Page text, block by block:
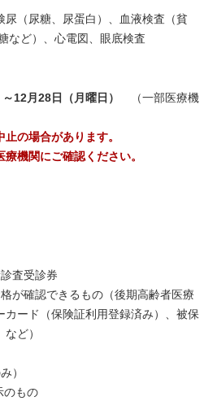
尿（尿糖、尿蛋白）、血液検査（貧
など）、心電図、眼底検査
12月28日（月曜日）
（一部医療機
の場合があります。
機関にご確認ください。
査受診券
が確認できるもの（後期高齢者医療
カード（保険証利用登録済み）、被保
ど）
）
のもの